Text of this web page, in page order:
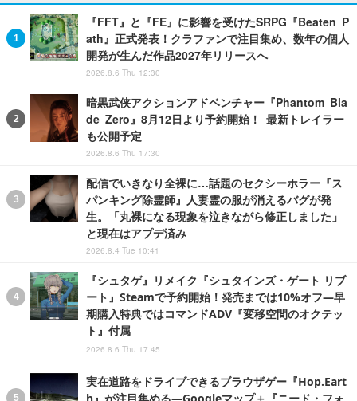
『FFT』と『FE』に影響を受けたSRPG『Beaten P
ath』正式発表！クラファンで注目集め、数年の個人
開発が生んだ作品2027年リリースへ
2026.8.6 Thu 12:30
暗黒武侠アクションアドベンチャー『Phantom Bla
de Zero』8月12日より予約開始！ 最新トレイラー
も公開予定
2026.8.6 Thu 17:30
配信でいきなり全裸に…話題のセクシーホラー『ス
パンキング除霊師』人妻霊の服が消えるバグが発
生。「丸裸になる現象を泣きながら修正しました」
と現在はアプデ済み
2026.8.4 Tue 10:41
『シュタゲ』リメイク『シュタインズ・ゲート リブ
ート』Steamで予約開始！発売までは10%オフ―早
期購入特典ではコマンドADV『変移空間のオクテッ
ト』付属
2026.8.6 Thu 17:45
実在道路をドライブできるブラウザゲー『Hop.Eart